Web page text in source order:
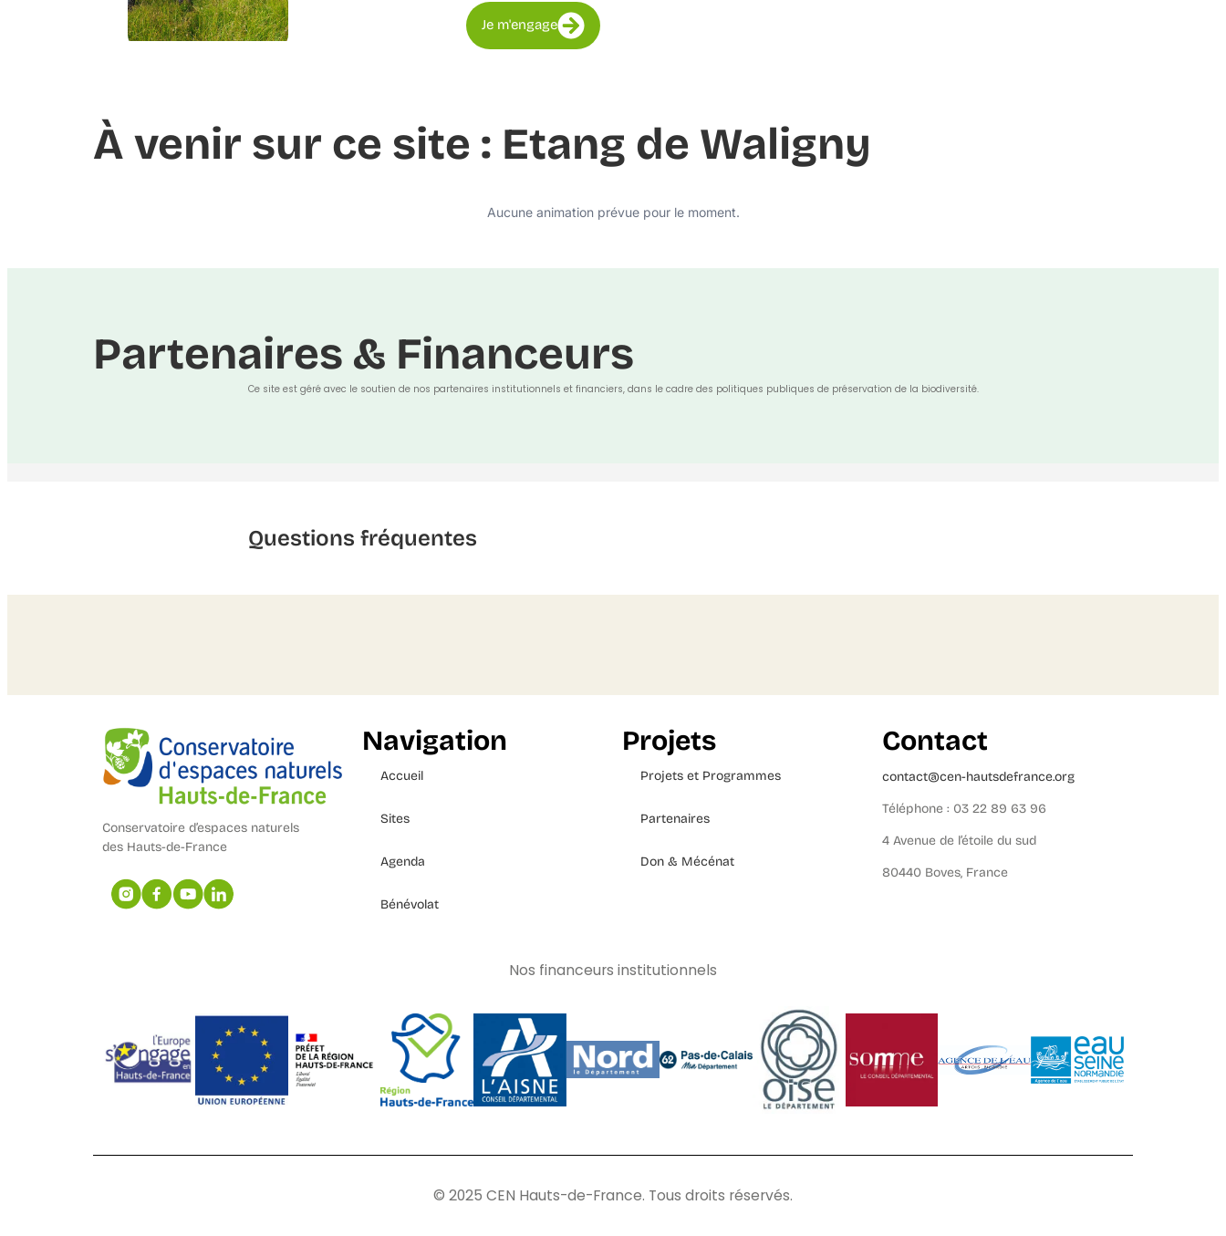
Je m'engage
À venir sur ce site : Etang de Waligny
Aucune animation prévue pour le moment.
Partenaires & Financeurs
Ce site est géré avec le soutien de nos partenaires institutionnels et financiers, dans le cadre des politiques publiques de préservation de la biodiversité.
Questions fréquentes
Conservatoire d’espaces naturels
des Hauts-de-France
Navigation
Accueil
Sites
Agenda
Bénévolat
Projets
Projets et Programmes
Partenaires
Don & Mécénat
Contact
contact@cen-hautsdefrance.org
Téléphone : 03 22 89 63 96
4 Avenue de l’étoile du sud
80440 Boves, France
Nos financeurs institutionnels
© 2025 CEN Hauts-de-France. Tous droits réservés.